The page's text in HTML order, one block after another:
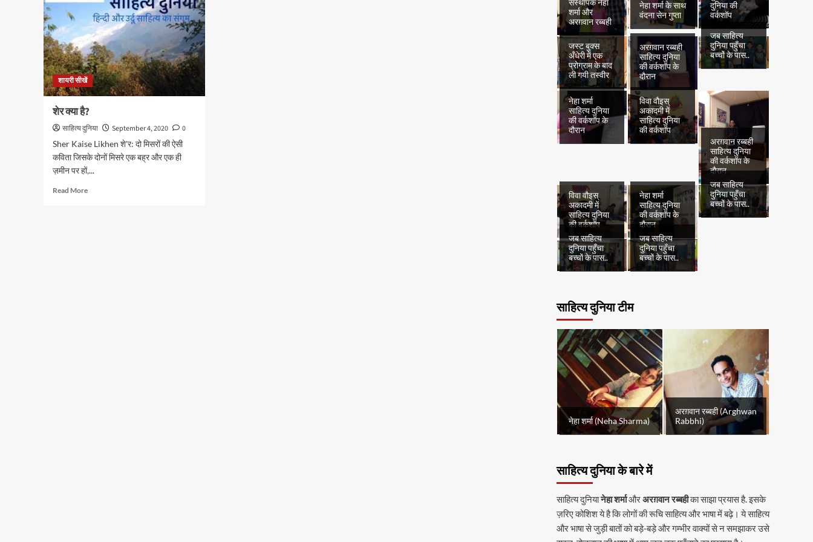
शायरी सीखें
शेर क्या है?
साहित्य दुनिया September 4, 2020
0
Sher Kaise Likhen शे'र: दो मिसरों की ऐसी
कविता जिसके दोनों मिसरे एक बह्र और एक ही
ज़मीन पर हों,...
Read MoreRead
संस्थापक नेहा
शर्मा और
अरग़वान रब्बही
नेहा शर्मा के साथ
वंदना सेन गुप्ता
दुनिया की
वर्कशॉप
जस्ट बुक्स
अँधेरी में एक
प्रोग्राम के बाद
ली गयी तस्वीर
अरग़वान रब्बही
साहित्य दुनिया
की वर्कशॉप के
दौरान
जब साहित्य
दुनिया पहुँचा
बच्चों के पास..
नेहा शर्मा
साहित्य दुनिया
की वर्कशॉप के
दौरान
विवा वौइस्
अकादमी में
साहित्य दुनिया
की वर्कशॉप
अरग़वान रब्बही
साहित्य दुनिया
की वर्कशॉप के
दौरान
विवा वौइस्
अकादमी में
साहित्य दुनिया
की वर्कशॉप
नेहा शर्मा
साहित्य दुनिया
की वर्कशॉप के
दौरान
जब साहित्य
दुनिया पहुँचा
बच्चों के पास..
जब साहित्य
दुनिया पहुँचा
बच्चों के पास..
जब साहित्य
दुनिया पहुँचा
बच्चों के पास..
साहित्य दुनिया टीम
नेहा शर्मा (Neha Sharma)
अरग़वान रब्बही (Arghwan
Rabbhi)
साहित्य दुनिया के बारे में
साहित्य दुनियानेहा शर्माऔरअरग़वान रब्बहीका साझा प्रयास है. इसके
ज़रिए कोशिश ये है कि लोगों की रूचि साहित्य और भाषा में बढ़े। ये साहित्य
और भाषा से जुड़ी बातों को बड़े-बड़े और गम्भीर वाक्यों से न समझाकर उसे